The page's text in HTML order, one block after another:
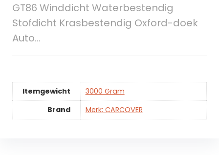
GT86 Winddicht Waterbestendig
Stofdicht Krasbestendig Oxford-doek
Auto…
Itemgewicht
3000 Gram
Brand
Merk: CARCOVER